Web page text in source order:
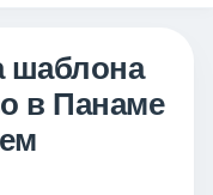
шаблона
в Панаме